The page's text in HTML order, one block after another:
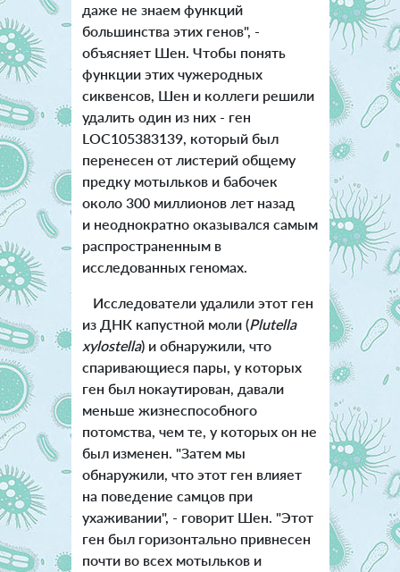
даже не знаем функций
большинства этих генов", -
объясняет Шен. Чтобы понять
функции этих чужеродных
сиквенсов, Шен и коллеги решили
удалить один из них - ген
LOC105383139, который был
перенесен от листерий общему
предку мотыльков и бабочек
около 300 миллионов лет назад
и неоднократно оказывался самым
распространенным в
исследованных геномах.
Исследователи удалили этот ген
из ДНК капустной моли (Plutella
xylostella) и обнаружили, что
спаривающиеся пары, у которых
ген был нокаутирован, давали
меньше жизнеспособного
потомства, чем те, у которых он не
был изменен. "Затем мы
обнаружили, что этот ген влияет
на поведение самцов при
ухаживании", - говорит Шен. "Этот
ген был горизонтально привнесен
почти во всех мотыльков и